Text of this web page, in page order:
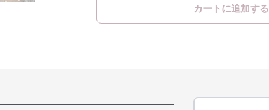
カートに追加する